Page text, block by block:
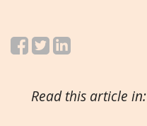
Read this article in: